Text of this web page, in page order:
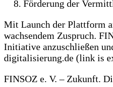
Förderung der
Mit Launch der Plattform
wachsendem Zuspruch.
Initiative anzuschließen
digitalisierung.de (link is
FINSOZ e. V. – Zukunft.